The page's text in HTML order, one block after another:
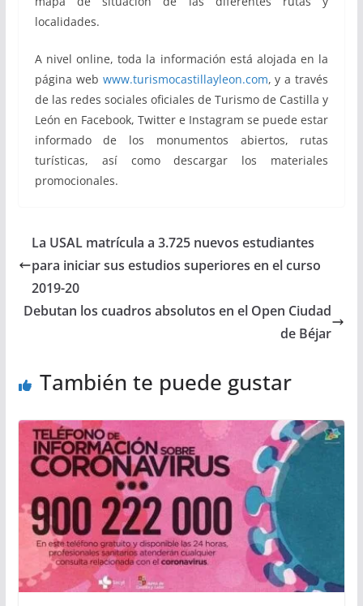
localidades.
A nivel online, toda la información está alojada en la
página web www.turismocastillayleon.com, y a través
de las redes sociales oficiales de Turismo de Castilla y
León en Facebook, Twitter e Instagram se puede estar
informado de los monumentos abiertos, rutas
turísticas, así como descargar los materiales
promocionales.
La USAL matrícula a 3.725 nuevos estudiantes
para iniciar sus estudios superiores en el curso
2019-20
Debutan los cuadros absolutos en el Open Ciudad
de Béjar
También te puede gustar